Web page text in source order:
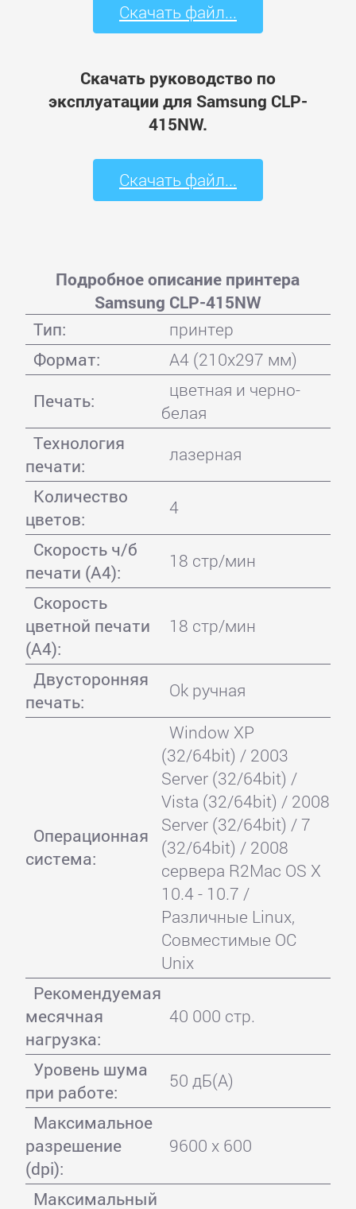
Скачать файл...
Скачать руководство по
эксплуатации для Samsung CLP-
415NW.
Скачать файл...
Подробное описание принтера
Samsung CLP-415NW
Тип:
принтер
Формат:
A4 (210x297 мм)
Печать:
цветная и черно-
белая
Технология
печати:
лазерная
Количество
цветов:
4
Скорость ч/б
печати (А4):
18 стр/мин
Скорость
цветной печати
(А4):
18 стр/мин
Двусторонняя
печать:
Ok ручная
Операционная
система:
Window XP
(32/64bit) / 2003
Server (32/64bit) /
Vista (32/64bit) / 2008
Server (32/64bit) / 7
(32/64bit) / 2008
сервера R2Mac OS X
10.4 - 10.7 /
Различные Linux,
Совместимые ОС
Unix
Рекомендуемая
месячная
нагрузка:
40 000 стр.
Уровень шума
при работе:
50 дБ(А)
Максимальное
разрешение
(dpi):
9600 x 600
Максимальный